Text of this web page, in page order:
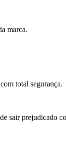
marca.
total segurança.
sair prejudicado